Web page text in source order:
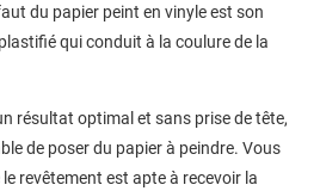
du papier peint en vinyle est son
qui conduit à la coulure de la
résultat optimal et sans prise de tête,
de poser du papier à peindre. Vous
revêtement est apte à recevoir la